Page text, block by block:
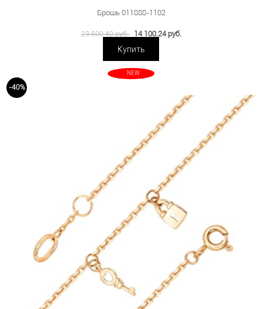
Брошь 011888-1102
23 500.40 руб. 14 100.24 руб.
Купить
-40%
NEW